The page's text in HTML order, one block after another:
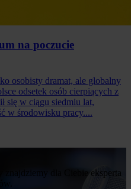
na poczucie
osobisty dramat, ale globalny
odsetek osób cierpiących z
się w ciągu siedmiu lat,
w środowisku pracy....
znajdziemy dla Ciebie eksperta